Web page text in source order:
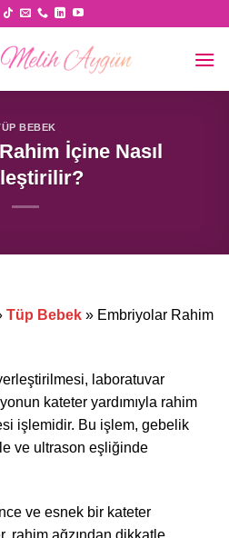
BEBEK
İçine Nasıl
Tüp Bebek » Embriyolar Rahim
laboratuvar
kateter yardımıyla rahim
işlemidir. Bu işlem, gebelik
ve ultrason eşliğinde
ve esnek bir kateter
rahim ağzından dikkatle